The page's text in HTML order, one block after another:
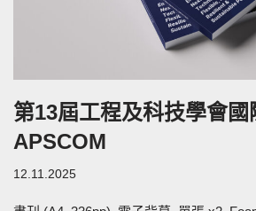
第13屆工程及科技學會國
APSCOM
12.11.2025